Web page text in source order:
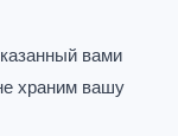
вами
храним вашу